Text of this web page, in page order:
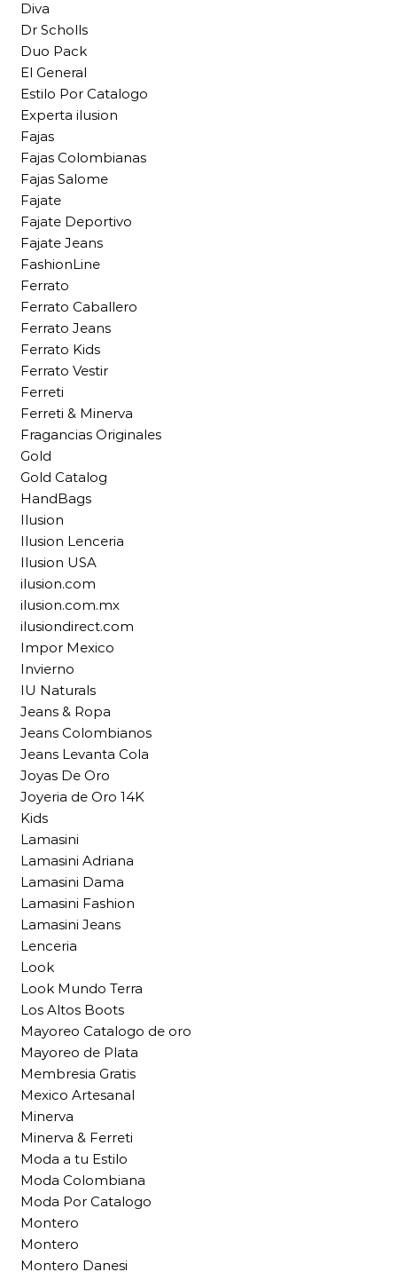
Diva
Dr Scholls
Duo Pack
El General
Estilo Por Catalogo
Experta ilusion
Fajas
Fajas Colombianas
Fajas Salome
Fajate
Fajate Deportivo
Fajate Jeans
FashionLine
Ferrato
Ferrato Caballero
Ferrato Jeans
Ferrato Kids
Ferrato Vestir
Ferreti
Ferreti & Minerva
Fragancias Originales
Gold
Gold Catalog
HandBags
Ilusion
Ilusion Lenceria
Ilusion USA
ilusion.com
ilusion.com.mx
ilusiondirect.com
Impor Mexico
Invierno
IU Naturals
Jeans & Ropa
Jeans Colombianos
Jeans Levanta Cola
Joyas De Oro
Joyeria de Oro 14K
Kids
Lamasini
Lamasini Adriana
Lamasini Dama
Lamasini Fashion
Lamasini Jeans
Lenceria
Look
Look Mundo Terra
Los Altos Boots
Mayoreo Catalogo de oro
Mayoreo de Plata
Membresia Gratis
Mexico Artesanal
Minerva
Minerva & Ferreti
Moda a tu Estilo
Moda Colombiana
Moda Por Catalogo
Montero
Montero
Montero Danesi